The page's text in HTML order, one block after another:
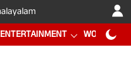
ENTERTAINMENT WORLD CUP